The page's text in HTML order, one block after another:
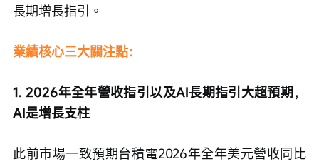
長期增長指引。
業績核心三大關注點：
1. 2026年全年營收指引以及AI長期指引大超預期，
AI是增長支柱
此前市場一致預期台積電2026年全年美元營收同比